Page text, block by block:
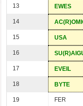
13 EWES
14
15 USA
16
17 EVEIL
18 BYTE
19 FER